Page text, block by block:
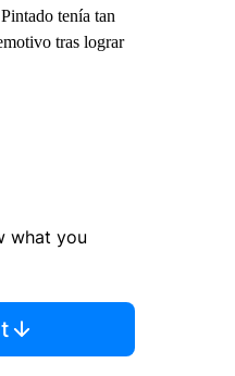
tenía tan
tras lograr
what you